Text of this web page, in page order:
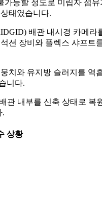
가능할 정도로 미립자 섬유
태였습니다.
배관 내시경 카메라
션 장비와 플렉스 샤프트
치와 유지방 슬러지를 역
니다.
관 내부를 신축 상태로 복
.
상황